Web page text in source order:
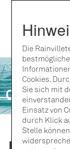
Die
Cookies.
Sie sich mit
Einsatz von
durch Klick
Stelle
Campus